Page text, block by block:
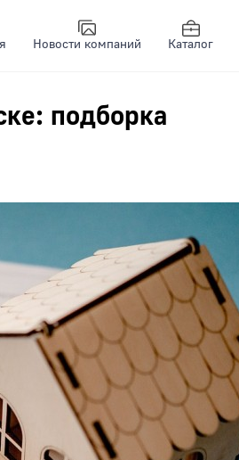
Новости компаний Каталог
подборка